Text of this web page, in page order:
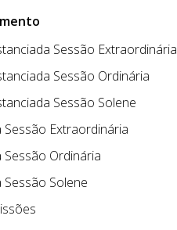
Sessão Extraordinária
Sessão Ordinária
Sessão Solene
Sessão Extraordinária
Sessão Ordinária
Sessão Solene